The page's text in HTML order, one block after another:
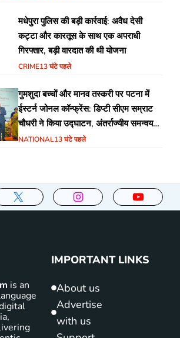
मधेपुरा पुलिस की बड़ी कार्रवाई: अवैध देसी
कट्टा और कारतूस के साथ एक अपराधी
गिरफ्तार, बड़ी वारदात की थी योजना
CRIME13 घंटे पहले
गुमशुदा बच्चों और मानव तस्करी पर पटना में
ईस्टर्न जोनल कॉन्फ्रेंस: डिप्टी सीएम सम्राट
चौधरी ने किया उद्घाटन, अंतर्राज्यीय समन्वय
पर जोर
NATIONAL13 घंटे पहले
is an
IMPORTANT LINKS
About us
Advertise
with us